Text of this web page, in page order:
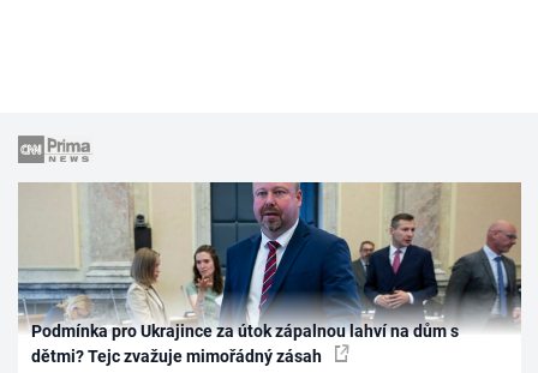
Podmínka pro Ukrajince za útok zápalnou lahví na dům s
dětmi? Tejc zvažuje mimořádný zásah